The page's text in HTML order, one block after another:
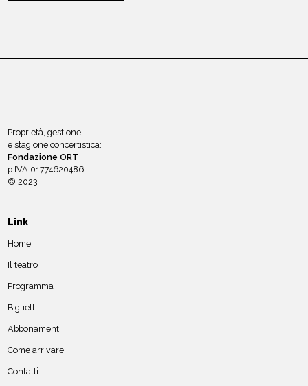
Proprietà, gestione
e stagione concertistica:
Fondazione ORT
p.IVA 01774620486
© 2023
Link
Home
Il teatro
Programma
Biglietti
Abbonamenti
Come arrivare
Contatti